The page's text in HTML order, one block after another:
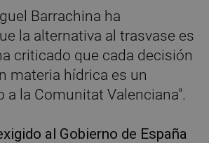
Barrachina ha
la alternativa al trasvase es
criticado que cada decisión
materia hídrica es un
a la Comunitat Valenciana".
al Gobierno de España